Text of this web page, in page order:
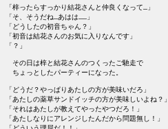
「梓ったらすっかり結花さんと仲良くなって…」
「そ、そうだね…あはは……」
「どうしたの初音ちゃん？」
「初音は結花さんのお気に入りなんです」
「？」
その日は梓と結花さんのつくったご馳走で
ちょっとしたパーティーになった。
「どうだ？やっぱりあたしの方が美味いだろ」
「あたしの薬草サンドイッチの方が美味しいよね？」
「それはあたしが教えてやったやつだろ！」
「あたしなりにアレンジしたんだから問題無し！」